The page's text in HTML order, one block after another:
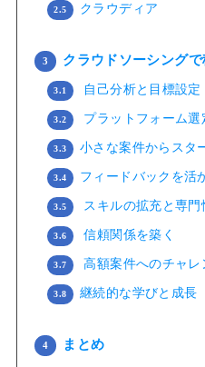
2.5 クラウディア
3 クラウドソーシング
3.1 自己分析と目標設定
3.2 プラットフォーム
3.3 小さな案件からスタ
3.4 フィードバックを活
3.5 スキルの拡充と専門
3.6 信頼関係を築く
3.7 高額案件へのチャレ
3.8 継続的な学びと成長
4 まとめ